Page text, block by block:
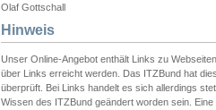
Olaf Gottschall
Hinweis
Unser Online-Angebot enthält Links zu
über Links erreicht werden. Das ITZBund hat
überprüft. Bei Links handelt es sich allerdings
Wissen des ITZBund geändert worden sein.